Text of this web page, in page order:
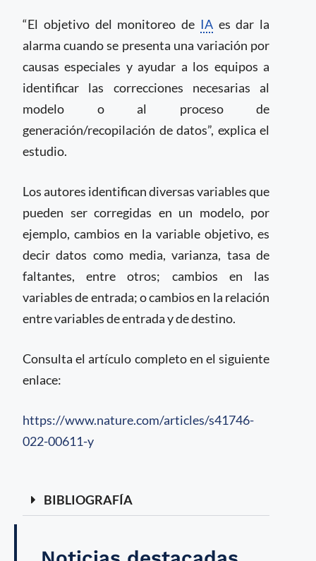
“El objetivo del monitoreo de IAes dar la
alarma cuando se presenta una variación por
causas especiales y ayudar a los equipos a
identificar las correcciones necesarias al
modelo o al proceso de
generación/recopilación de datos”, explica el
estudio.
Los autores identifican diversas variables que
pueden ser corregidas en un modelo, por
ejemplo, cambios en la variable objetivo, es
decir datos como media, varianza, tasa de
faltantes, entre otros; cambios en las
variables de entrada; o cambios en la relación
entre variables de entrada y de destino.
Consulta el artículo completo en el siguiente
enlace:
https://www.nature.com/articles/s41746-
022-00611-y
BIBLIOGRAFÍA